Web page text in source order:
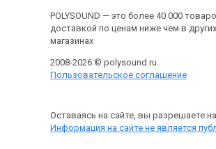
POLYSOUND — это более 40 000
доставкой по ценам ниже чем в других
магазинах
2008-2026 © polysound.ru
Пользовательское соглашение
Оставаясь на сайте, вы разрешаете
Информация на сайте не является